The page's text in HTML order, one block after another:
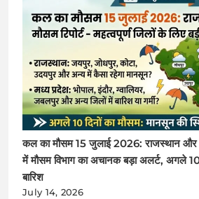
कल का मौसम 15 जुलाई 2026: राजस्थान और
में मौसम विभाग का अचानक बड़ा अलर्ट, अगले
बारिश
July 14, 2026